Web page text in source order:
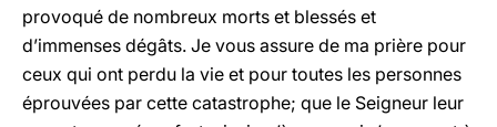
provoqué de nombreux morts et blessés et
d’immenses dégâts. Je vous assure de ma prière pour
ceux qui ont perdu la vie et pour toutes les personnes
éprouvées par cette catastrophe; que le Seigneur leur